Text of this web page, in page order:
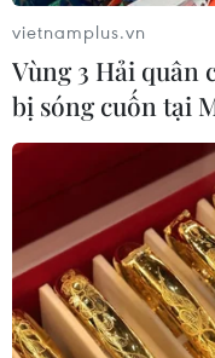
22/07/2026 06:57
Sản phụ ở Australia
cùng trứng theo
nhiên
22/07/2026 06:38
Thành phố Hồ Chí
vietnamplus.vn
Vùng 3 Hải quân
bị sóng cuốn tại